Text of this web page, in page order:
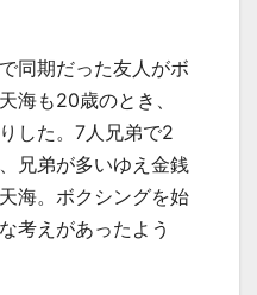
同期だった友人がボ
海も20歳のとき、
した。 7人兄弟で2
兄弟が多いゆえ金銭
海。ボクシングを始
考えがあったよう